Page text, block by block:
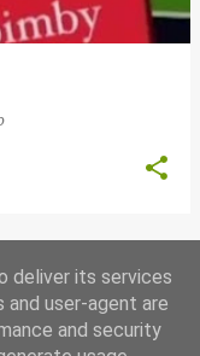
deliver its services
and user-agent are
and security